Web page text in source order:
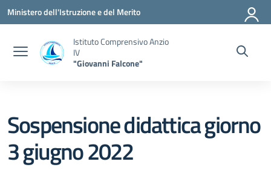
Vai ai contenuti
Vai al menu di navigazione
Vai al footer
Ministero dell'Istruzione e del Merito
Istituto Comprensivo Anzio
IV
"Giovanni Falcone"
Sospensione didattica giorno
3 giugno 2022